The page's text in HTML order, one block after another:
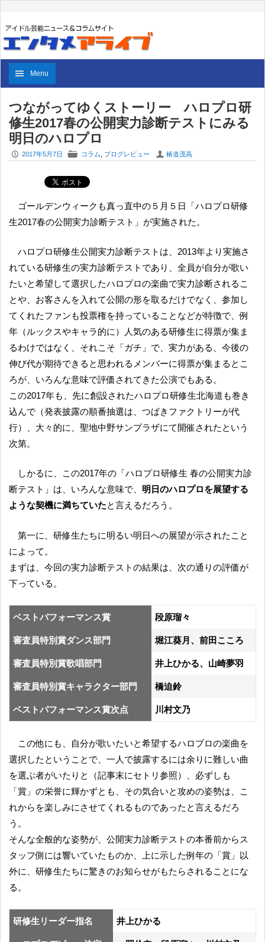
Menu
つながってゆくストーリー ハロプロ研
修生2017春の公開実力診断テストにみる
明日のハロプロ
P 2017年5月7日 F コラム ブログレビュー U 椿道茂高
ゴールデンウィークも真っ直中の５月５日「ハロプロ研修
生2017春の公開実力診断テスト」が実施された。
ハロプロ研修生公開実力診断テストは、2013年より実施さ
れている研修生の実力診断テストであり、全員が自分が歌い
たいと希望して選択したハロプロの楽曲で実力診断されるこ
とや、お客さんを入れて公開の形を取るだけでなく、参加し
てくれたファンも投票権を持っていることなどが特徴で、例
年（ルックスやキャラ的に）人気のある研修生に得票が集ま
るわけではなく、それこそ「ガチ」で、実力がある、今後の
伸び代が期待できると思われるメンバーに得票が集まるとこ
ろが、いろんな意味で評価されてきた公演でもある。
この2017年も、先に創設されたハロプロ研修生北海道も巻き
込んで（発表披露の順番抽選は、つばきファクトリーが代
行）、大々的に、聖地中野サンプラザにて開催されたという
次第。
しかるに、この2017年の「ハロプロ研修生 春の公開実力診
断テスト」は、いろんな意味で、 明日のハロプロを展望する
ような契機に満ちていたと言えるだろう。
第一に、研修生たちに明るい明日への展望が示されたこと
によって。
まずは、今回の実力診断テストの結果は、次の通りの評価が
下っている。
ベストパフォーマンス賞 段原瑠々
審査員特別賞ダンス部門 堀江葵月、前田こころ
審査員特別賞歌唱部門 井上ひかる、山崎夢羽
審査員特別賞キャラクター部門 橋迫鈴
ベストパフォーマンス賞次点 川村文乃
この他にも、自分が歌いたいと希望するハロプロの楽曲を
選択したということで、一人で披露するには余りに難しい曲
を選ぶ者がいたりと（記事末にセトリ参照）、必ずしも
「賞」の栄誉に輝かずとも、その気合いと攻めの姿勢は、こ
れからを楽しみにさせてくれるものであったと言えるだろ
う。
そんな全般的な姿勢が、公開実力診断テストの本番前からス
タッフ側には響いていたものか、上に示した例年の「賞」以
外に、研修生たちに驚きのお知らせがもたらされることにな
る。
研修生リーダー指名 井上ひかる